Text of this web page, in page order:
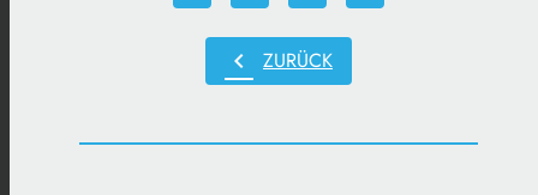
chevron_left ZURÜCK